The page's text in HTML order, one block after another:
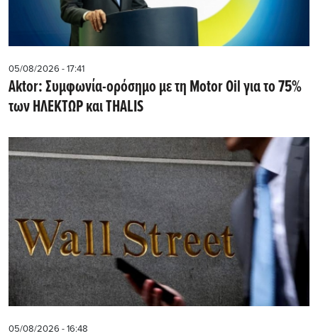
05/08/2026 - 17:41
Aktor: Συμφωνία-ορόσημο με τη Motor Oil για το 75%
των ΗΛΕΚΤΩΡ και THALIS
05/08/2026 - 16:48